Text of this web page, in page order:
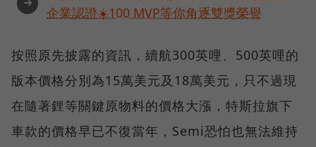
企業認證☀️100 MVP等你角逐雙獎榮譽
按照原先披露的資訊，續航300英哩、500英哩的
版本價格分別為15萬美元及18萬美元，只不過現
在隨著鋰等關鍵原物料的價格大漲，特斯拉旗下
車款的價格早已不復當年，Semi恐怕也無法維持